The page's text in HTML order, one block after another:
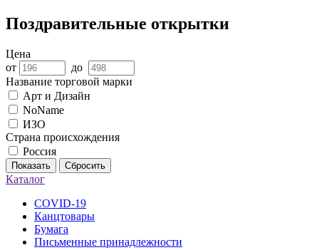
Поздравительные открытки
Цена
от
до
Название торговой марки
Арт и Дизайн
NoName
ИЗО
Страна происхождения
Россия
Показать Сбросить
Каталог
COVID-19
Канцтовары
Бумага
Письменные принадлежности